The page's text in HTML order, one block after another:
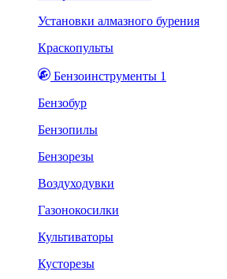
Установки алмазного бурения
Краскопульты
Бензоинструменты 1
Бензобур
Бензопилы
Бензорезы
Воздуходувки
Газонокосилки
Культиваторы
Кусторезы